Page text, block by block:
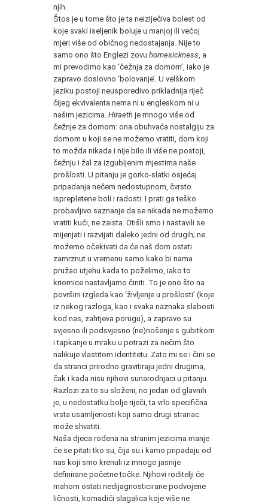
njih.
Štos je u tome što je ta neizlječiva bolest od
koje svaki iseljenik boluje u manjoj ili većoj
mjeri više od običnog nedostajanja. Nije to
samo ono što Englezi zovu homesickness , a
mi prevodimo kao ‘čežnja za domom’, iako je
zapravo doslovno ‘bolovanje’. U velškom
jeziku postoji neusporedivo prikladnija riječ
čijeg ekvivalenta nema ni u engleskom ni u
našim jezicima. Hiraeth je mnogo više od
čežnje za domom: ona obuhvaća nostalgiju za
domom u koji se ne možemo vratiti, dom koji
to možda nikada i nije bilo ili više ne postoji,
čežnju i žal za izgubljenim mjestima naše
prošlosti. U pitanju je gorko-slatki osjećaj
pripadanja nečem nedostupnom, čvrsto
isprepletene boli i radosti. I prati ga teško
probavljivo saznanje da se nikada ne možemo
vratiti kući, ne zaista. Otišli smo i nastavili se
mijenjati i razvijati daleko jedni od drugih; ne
možemo očekivati da će naš dom ostati
zamrznut u vremenu samo kako bi nama
pružao utjehu kada to poželimo, iako to
kriomice nastavljamo činiti. To je ono što na
površini izgleda kao ‘življenje u prošlosti’ (koje
iz nekog razloga, kao i svaka naznaka slabosti
kod nas, zahtjeva porugu), a zapravo su
svjesno ili podsvjesno (ne)nošenje s gubitkom
i tapkanje u mraku u potrazi za nečim što
nalikuje vlastitom identitetu. Zato mi se i čini se
da stranci prirodno gravitiraju jedni drugima,
čak i kada nisu njihovi sunarodnjaci u pitanju.
Razlozi za to su složeni, no jedan od glavnih
je, u nedostatku bolje riječi, ta vrlo specifična
vrsta usamljenosti koji samo drugi stranac
može shvatiti.
Naša djeca rođena na stranim jezicima manje
će se pitati tko su, čija su i kamo pripadaju od
nas koji smo krenuli iz mnogo jasnije
definirane početne točke. Njihovi roditelji će
mahom ostati nedijagnosticirane podvojene
ličnosti, komadići slagalica koje više ne